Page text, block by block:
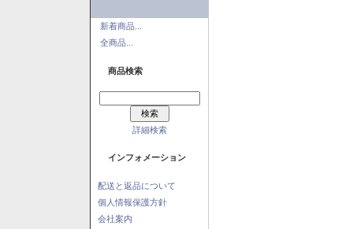
新着商品...
全商品...
商品検索
詳細検索
インフォメーション
配送と返品について
個人情報保護方針
会社案内